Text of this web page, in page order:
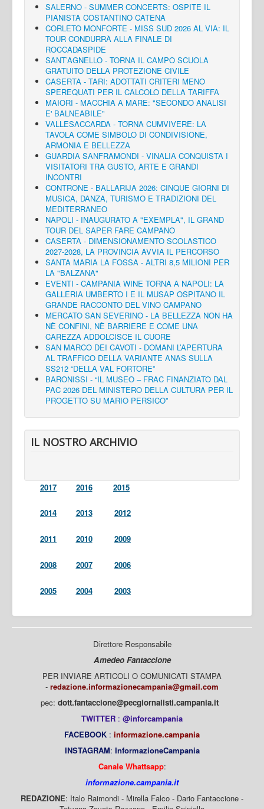
SALERNO - SUMMER CONCERTS: OSPITE IL
PIANISTA COSTANTINO CATENA
CORLETO MONFORTE - MISS SUD 2026 AL VIA: IL
TOUR CONDURRÀ ALLA FINALE DI
ROCCADASPIDE
SANT’AGNELLO - TORNA IL CAMPO SCUOLA
GRATUITO DELLA PROTEZIONE CIVILE
CASERTA - TARI: ADOTTATI CRITERI MENO
SPEREQUATI PER IL CALCOLO DELLA TARIFFA
MAIORI - MACCHIA A MARE: "SECONDO ANALISI
E' BALNEABILE"
VALLESACCARDA - TORNA CUMVIVERE: LA
TAVOLA COME SIMBOLO DI CONDIVISIONE,
ARMONIA E BELLEZZA
GUARDIA SANFRAMONDI - VINALIA CONQUISTA I
VISITATORI TRA GUSTO, ARTE E GRANDI
INCONTRI
CONTRONE - BALLARIJA 2026: CINQUE GIORNI DI
MUSICA, DANZA, TURISMO E TRADIZIONI DEL
MEDITERRANEO
NAPOLI - INAUGURATO A "EXEMPLA", IL GRAND
TOUR DEL SAPER FARE CAMPANO
CASERTA - DIMENSIONAMENTO SCOLASTICO
2027-2028, LA PROVINCIA AVVIA IL PERCORSO
SANTA MARIA LA FOSSA - ALTRI 8,5 MILIONI PER
LA "BALZANA"
EVENTI - CAMPANIA WINE TORNA A NAPOLI: LA
GALLERIA UMBERTO I E IL MUSAP OSPITANO IL
GRANDE RACCONTO DEL VINO CAMPANO
MERCATO SAN SEVERINO - LA BELLEZZA NON HA
NÈ CONFINI, NÈ BARRIERE E COME UNA
CAREZZA ADDOLCISCE IL CUORE
SAN MARCO DEI CAVOTI - DOMANI L’APERTURA
AL TRAFFICO DELLA VARIANTE ANAS SULLA
SS212 “DELLA VAL FORTORE”
BARONISSI - “IL MUSEO – FRAC FINANZIATO DAL
PAC 2026 DEL MINISTERO DELLA CULTURA PER IL
PROGETTO SU MARIO PERSICO”
IL NOSTRO ARCHIVIO
2017 2016 2015
2014 2013 2012
2011 2010 2009
2008 2007 2006
2005 2004 2003
Direttore Responsabile
Amedeo Fantaccione
PER INVIARE ARTICOLI O COMUNICATI STAMPA
- redazione.informazionecampania@gmail.com
pec: dott.fantaccione@pecgiornalisti.campania.it
TWITTER : @inforcampania
FACEBOOK : informazione.campania
INSTAGRAM: InformazioneCampania
Canale Whattsapp:
informazione.campania.it
REDAZIONE: Italo Raimondi - Mirella Falco - Dario Fantaccione -